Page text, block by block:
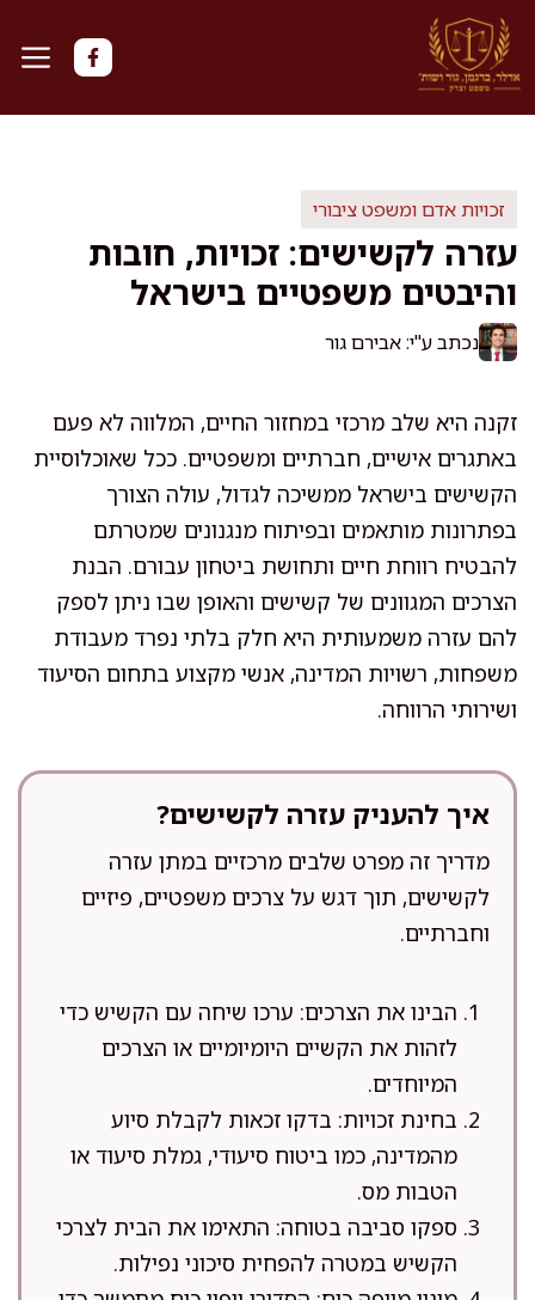
לדלג
לתוכן
זכויות אדם ומשפט ציבורי
עזרה לקשישים: זכויות, חובות
והיבטים משפטיים בישראל
נכתב ע"י: אבירם גור
זקנה היא שלב מרכזי במחזור החיים, המלווה לא פעם
באתגרים אישיים, חברתיים ומשפטיים. ככל שאוכלוסיית
הקשישים בישראל ממשיכה לגדול, עולה הצורך
בפתרונות מותאמים ובפיתוח מנגנונים שמטרתם
להבטיח רווחת חיים ותחושת ביטחון עבורם. הבנת
הצרכים המגוונים של קשישים והאופן שבו ניתן לספק
להם עזרה משמעותית היא חלק בלתי נפרד מעבודת
משפחות, רשויות המדינה, אנשי מקצוע בתחום הסיעוד
ושירותי הרווחה.
איך להעניק עזרה לקשישים?
מדריך זה מפרט שלבים מרכזיים במתן עזרה
לקשישים, תוך דגש על צרכים משפטיים, פיזיים
וחברתיים.
הבינו את הצרכים: ערכו שיחה עם הקשיש כדי
לזהות את הקשיים היומיומיים או הצרכים
המיוחדים.
בחינת זכויות: בדקו זכאות לקבלת סיוע
מהמדינה, כמו ביטוח סיעודי, גמלת סיעוד או
הטבות מס.
ספקו סביבה בטוחה: התאימו את הבית לצרכי
הקשיש במטרה להפחית סיכוני נפילות.